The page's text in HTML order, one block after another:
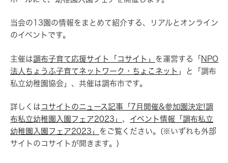
当会の13園の情報をまとめて紹介する、リアルとオンライン
のイベントです。
主催は調布子育て応援サイト「コサイト」 を運営する「 NPO
法人ちょうふ子育てネットワーク・ちょこネット 」と「調布
私立幼稚園協会」、共催は調布市です。
詳しくは コサイトのニュース記事「7月開催&参加園決定!調
布私立幼稚園入園フェア2023」 、 イベント情報「調布私立
幼稚園入園フェア2023」 をご覧ください。(※いずれも外部
サイトのコサイトが開きます。)